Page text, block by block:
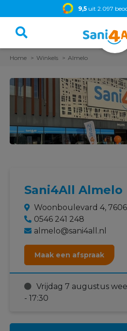
9,5 uit 2.097
Home Winkels Almelo
Sani4All Almelo
Woonboulevard 4,
0546 241 248
almelo@sani4all.nl
Maak een afspraak
Vrijdag 7 augustus
- 17:30